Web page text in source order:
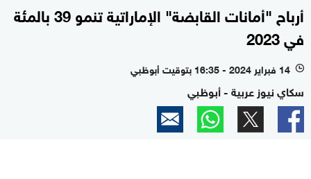
أرباح "أمانات القابضة" الإماراتية تنمو 39 بالمئة
في 2023
l 14 فبراير 2024 - 16:35 بتوقيت أبوظبي
سكاي نيوز عربية - أبوظبي